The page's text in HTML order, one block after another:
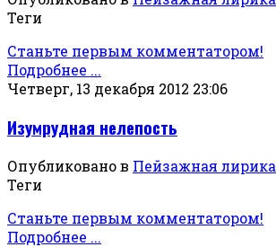
Теги
Станьте первым комментатором!
Подробнее ...
Четверг, 13 декабря 2012 23:06
Изумрудная нелепость
Опубликовано в Пейзажная лирика
Теги
Станьте первым комментатором!
Подробнее ...